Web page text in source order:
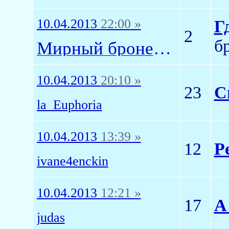
10.04.2013 22:00 »
Мирный бронепоезд
2
10.04.2013 20:10 »
la_Euphoria
23
10.04.2013 13:39 »
ivane4enckin
12
10.04.2013 12:21 »
judas
17 А